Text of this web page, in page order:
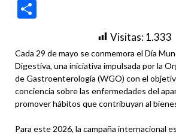
Visitas:1.333
Cada 29 de mayo se conmemora el Día
Digestiva, una iniciativa impulsada por la
de Gastroenterología (WGO) con el
conciencia sobre las enfermedades del
promover hábitos que contribuyan al
Para este 2026, la campaña internacional